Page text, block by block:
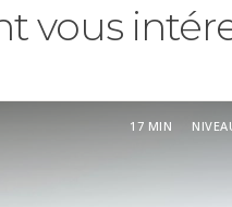
vous
17 MIN